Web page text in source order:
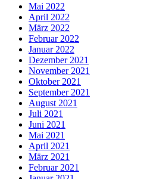
Mai 2022
April 2022
März 2022
Februar 2022
Januar 2022
Dezember 2021
November 2021
Oktober 2021
September 2021
August 2021
Juli 2021
Juni 2021
Mai 2021
April 2021
März 2021
Februar 2021